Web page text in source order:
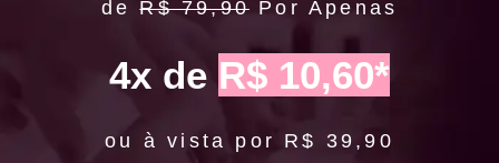
deR$ 79,90 Por Apenas
4x de R$ 10,60*
ou à vista por R$ 39,90